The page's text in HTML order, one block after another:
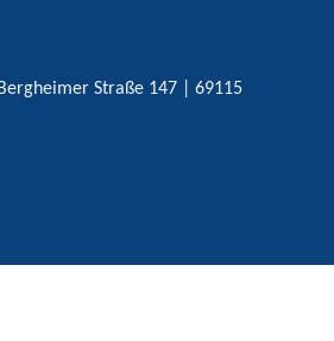
Straße 147 | 69115